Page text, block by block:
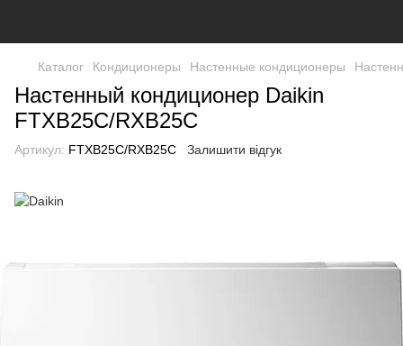
Каталог Кондиционеры Настенные кондиционеры
Настенный кондиционер Daikin
FTXB25C/RXB25C
Артикул: FTXB25C/RXB25C Залишити відгук